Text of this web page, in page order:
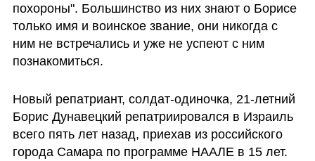
похороны". Большинство из них знают о Борисе
только имя и воинское звание, они никогда с
ним не встречались и уже не успеют с ним
познакомиться.
Новый репатриант, солдат-одиночка, 21-летний
Борис Дунавецкий репатриировался в Израиль
всего пять лет назад, приехав из российского
города Самара по программе НААЛЕ в 15 лет.